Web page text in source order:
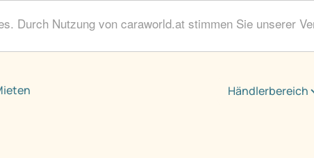
Durch Nutzung von caraworld.at stimmen Sie unserer
Händlerbereich